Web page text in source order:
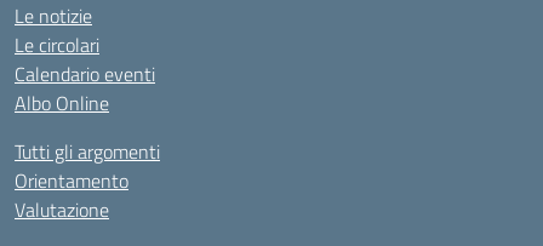
Le notizie
Le circolari
Calendario eventi
Albo Online
Tutti gli argomenti
Orientamento
Valutazione